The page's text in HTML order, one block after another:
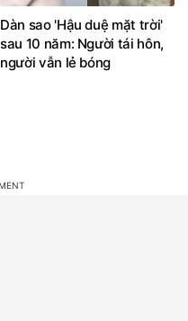
Dàn sao 'Hậu duệ mặt trời'
sau 10 năm: Người tái hôn,
người vẫn lẻ bóng